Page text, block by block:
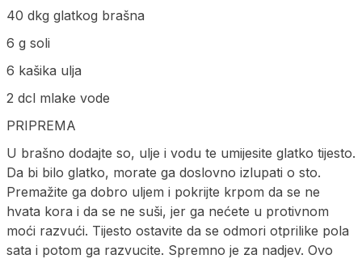
40 dkg glatkog brašna
6 g soli
6 kašika ulja
2 dcl mlake vode
PRIPREMA
U brašno dodajte so, ulje i vodu te umijesite glatko tijesto.
Da bi bilo glatko, morate ga doslovno izlupati o sto.
Premažite ga dobro uljem i pokrijte krpom da se ne
hvata kora i da se ne suši, jer ga nećete u protivnom
moći razvući. Tijesto ostavite da se odmori otprilike pola
sata i potom ga razvucite. Spremno je za nadjev. Ovo